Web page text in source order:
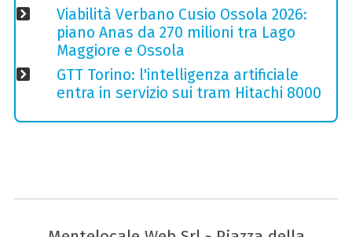
Viabilità Verbano Cusio Ossola 2026:
piano Anas da 270 milioni tra Lago
Maggiore e Ossola
GTT Torino: l'intelligenza artificiale
entra in servizio sui tram Hitachi 8000